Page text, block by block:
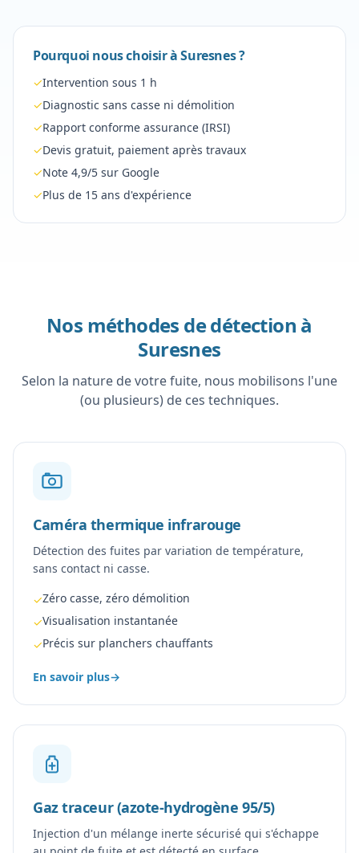
Pourquoi nous choisir àSuresnes?
✓Intervention sous 1 h
✓Diagnostic sans casse ni démolition
✓Rapport conforme assurance (IRSI)
✓Devis gratuit, paiement après travaux
✓Note 4,9/5 sur Google
✓Plus de 15 ans d'expérience
Nos méthodes de détection à
Suresnes
Selon la nature de votre fuite, nous mobilisons l'une
(ou plusieurs) de ces techniques.
Caméra thermique infrarouge
Détection des fuites par variation de température,
sans contact ni casse.
✓Zéro casse, zéro démolition
✓Visualisation instantanée
✓Précis sur planchers chauffants
En savoir plus→
Gaz traceur (azote-hydrogène 95/5)
Injection d'un mélange inerte sécurisé qui s'échappe